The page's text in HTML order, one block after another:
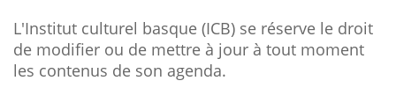
L'Institut culturel basque (ICB) se réserve le droit
de modifier ou de mettre à jour à tout moment
les contenus de son agenda.